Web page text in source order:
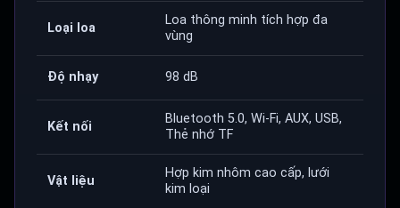
Loại loa
Loa thông minh tích hợp đa
vùng
Độ nhạy 98 dB
Kết nối
Bluetooth 5.0, Wi-Fi, AUX, USB,
Thẻ nhớ TF
Vật liệu
Hợp kim nhôm cao cấp, lưới
kim loại